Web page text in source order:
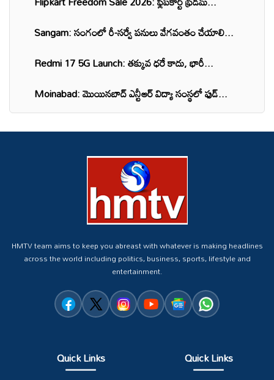
Sangam: సంగంలో రీ-సర్వే పనులు వేగవంతం చేయాలి...
Redmi 17 5G Launch: తక్కువ ధరే కాదు, భారీ...
Moinabad: మొయినబాద్ ఎన్టీఆర్ విద్యా సంస్థలో ఫుడ్...
HMTV team aims to keep you abreast with whatever is making headlines
across the world including politics, business, sports, lifestyle and
entertainment.
Quick Links Quick Links